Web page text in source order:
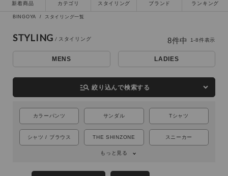
新着商品 カテゴリ スタイリング ブランド ランキング
BINGOYA スタイリング一覧
STYLING
MENS LADIES
manage_search 絞り込んで検索する
カラーパンツ サンダル Tシャツ
シャツ / ブラウス THE SHINZONE スニーカー
もっと見る
8件中 1-8件表示